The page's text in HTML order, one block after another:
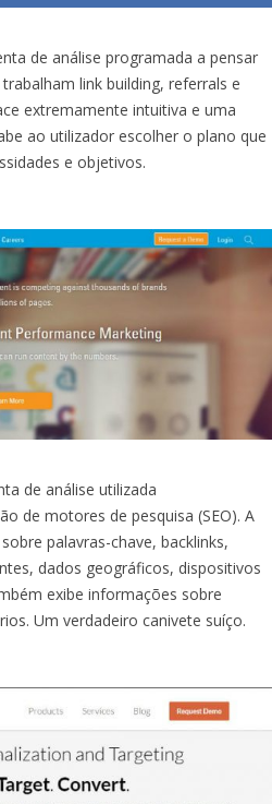
de análise programada a pensar
link building, referrals e
extremamente intuitiva e uma
ao utilizador escolher o plano que
e objetivos.
de análise utilizada
de motores de pesquisa (SEO). A
palavras-chave, backlinks,
dados geográficos, dispositivos
exibe informações sobre
Um verdadeiro canivete suíço.